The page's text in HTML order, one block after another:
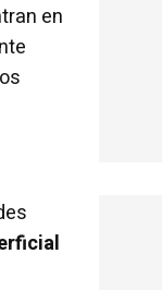
en